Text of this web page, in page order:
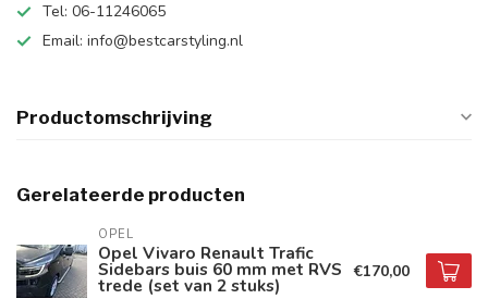
Tel: 06-11246065
Email: info@bestcarstyling.nl
Productomschrijving
Gerelateerde producten
OPEL
Opel Vivaro Renault Trafic
Sidebars buis 60 mm met RVS
trede (set van 2 stuks)
€170,00